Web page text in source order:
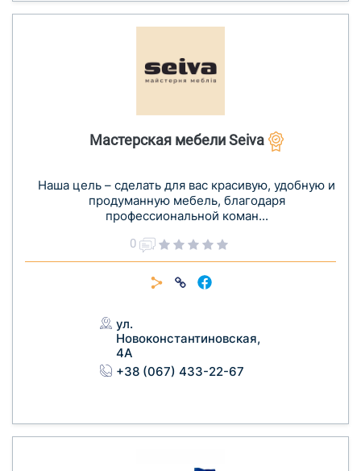
Мастерская мебели Seiva
Наша цель – сделать для вас красивую, удобную и
продуманную мебель, благодаря
профессиональной коман...
0
ул.
Новоконстантиновская,
4А
+38 (067) 433-22-67